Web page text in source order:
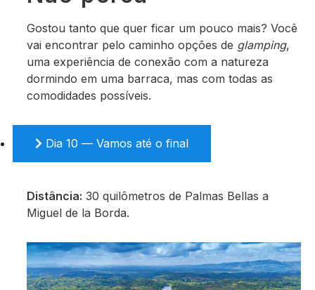
Gostou tanto que quer ficar um pouco mais? Você
vai encontrar pelo caminho opções de glamping,
uma experiência de conexão com a natureza
dormindo em uma barraca, mas com todas as
comodidades possíveis.
Dia 10 — Vamos até o final
Distância: 30 quilômetros de Palmas Bellas a
Miguel de la Borda.